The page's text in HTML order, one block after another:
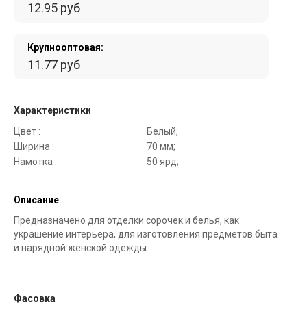
12.95 руб
Крупнооптовая:
11.77 руб
Характеристики
Цвет :
Белый;
Ширина :
70 мм;
Намотка :
50 ярд;
Описание
Предназначено для отделки сорочек и белья, как
украшение интерьера, для изготовления предметов быта
и нарядной женской одежды.
Фасовка